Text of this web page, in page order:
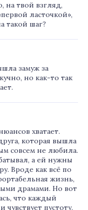
на твой взгляд,
ласточкой»,
такой шаг?
замуж за
но как-то так
хватает.
которая вышла
совсем не любила.
а ей нужны
Вроде как всё по
жизнь,
драмами. Но вот
что каждый
пустоту.